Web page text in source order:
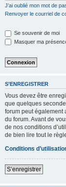
J’ai oublié mon mot de
Renvoyer le courriel de
Se souvenir de moi
Masquer ma
S’ENREGISTRER
Vous devez être
que quelques
forum peut également
du forum. Avant de
de nos conditions
de bien lire tout le
Conditions
S’enregistrer